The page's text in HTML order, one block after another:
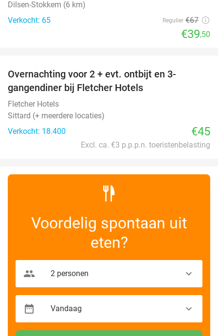
Dilsen-Stokkem (6 km)
Verkocht: 65
Regulier €67
€39,50
Overnachting voor 2 + evt. ontbijt en 3-
gangendiner bij Fletcher Hotels
Fletcher Hotels
Sittard (+ meerdere locaties)
Verkocht: 18.400
€45
Excl. ca. €3 p.p.p.n. toeristenbelasting
Voordelig spontaan uit
eten?